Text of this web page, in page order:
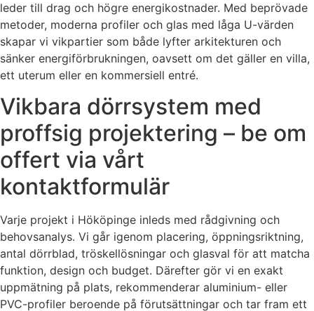
leder till drag och högre energikostnader. Med beprövade
metoder, moderna profiler och glas med låga U-värden
skapar vi vikpartier som både lyfter arkitekturen och
sänker energiförbrukningen, oavsett om det gäller en villa,
ett uterum eller en kommersiell entré.
Vikbara dörrsystem med
proffsig projektering – be om
offert via vårt
kontaktformulär
Varje projekt i Hököpinge inleds med rådgivning och
behovsanalys. Vi går igenom placering, öppningsriktning,
antal dörrblad, tröskellösningar och glasval för att matcha
funktion, design och budget. Därefter gör vi en exakt
uppmätning på plats, rekommenderar aluminium- eller
PVC-profiler beroende på förutsättningar och tar fram ett